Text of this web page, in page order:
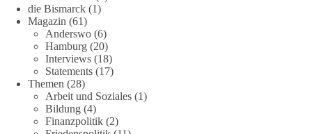
die Bismarck (1)
Magazin (61)
Anderswo (6)
Hamburg (20)
Interviews (18)
Statements (17)
Themen (28)
Arbeit und Soziales (1)
Bildung (4)
Finanzpolitik (2)